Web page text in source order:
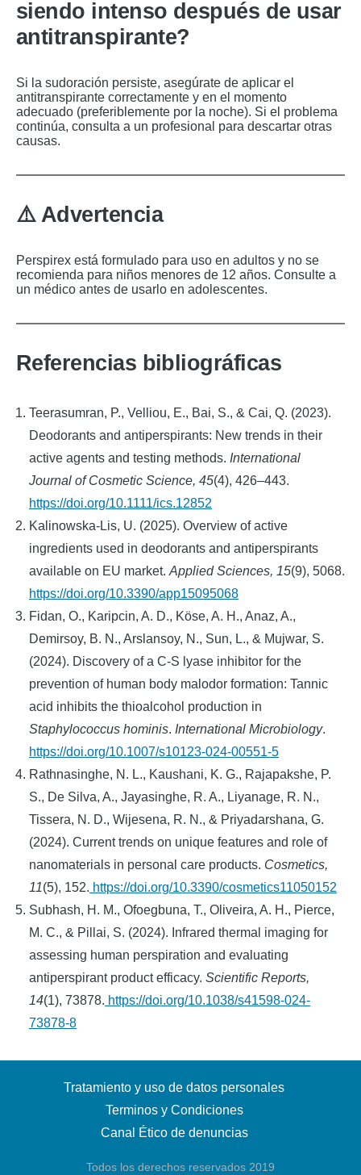
siendo intenso después de usar
antitranspirante?
Si la sudoración persiste, asegúrate de aplicar el
antitranspirante correctamente y en el momento
adecuado (preferiblemente por la noche). Si el problema
continúa, consulta a un profesional para descartar otras
causas.
⚠️ Advertencia
Perspirex está formulado para uso en adultos y no se
recomienda para niños menores de 12 años. Consulte a
un médico antes de usarlo en adolescentes.
Referencias bibliográficas
Teerasumran, P., Velliou, E., Bai, S., & Cai, Q. (2023).
Deodorants and antiperspirants: New trends in their
active agents and testing methods. International
Journal of Cosmetic Science, 45(4), 426–443.
https://doi.org/10.1111/ics.12852
Kalinowska-Lis, U. (2025). Overview of active
ingredients used in deodorants and antiperspirants
available on EU market. Applied Sciences, 15(9), 5068.
https://doi.org/10.3390/app15095068
Fidan, O., Karipcin, A. D., Köse, A. H., Anaz, A.,
Demirsoy, B. N., Arslansoy, N., Sun, L., & Mujwar, S.
(2024). Discovery of a C-S lyase inhibitor for the
prevention of human body malodor formation: Tannic
acid inhibits the thioalcohol production in
Staphylococcus hominis. International Microbiology.
https://doi.org/10.1007/s10123-024-00551-5
Rathnasinghe, N. L., Kaushani, K. G., Rajapakshe, P.
S., De Silva, A., Jayasinghe, R. A., Liyanage, R. N.,
Tissera, N. D., Wijesena, R. N., & Priyadarshana, G.
(2024). Current trends on unique features and role of
nanomaterials in personal care products. Cosmetics,
11(5), 152. https://doi.org/10.3390/cosmetics11050152
Subhash, H. M., Ofoegbuna, T., Oliveira, A. H., Pierce,
M. C., & Pillai, S. (2024). Infrared thermal imaging for
assessing human perspiration and evaluating
antiperspirant product efficacy. Scientific Reports,
14(1), 73878. https://doi.org/10.1038/s41598-024-
73878-8
Tratamiento y uso de datos personales
Terminos y Condiciones
Canal Ético de denuncias
Todos los derechos reservados 2019